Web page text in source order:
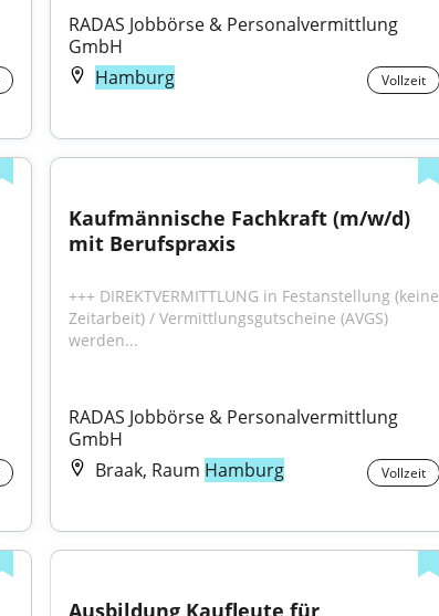
RADAS Jobbörse & Personalvermittlung
GmbH
Hamburg
Vollzeit
Kaufmännische Fachkraft (m/w/d)
mit Berufspraxis
+++ DIREKTVERMITTLUNG in Festanstellung (keine
Zeitarbeit) / Vermittlungsgutscheine (AVGS)
werden...
RADAS Jobbörse & Personalvermittlung
GmbH
Braak, Raum Hamburg Vollzeit